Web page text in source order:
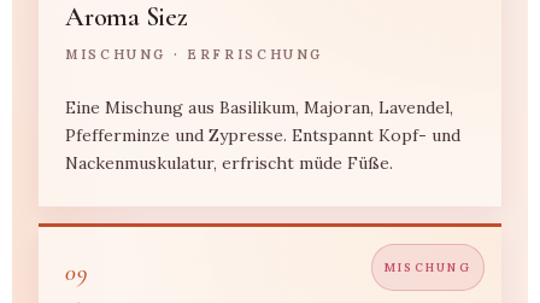
Aroma Siez
MISCHUNG · ERFRISCHUNG
Eine Mischung aus Basilikum, Majoran, Lavendel,
Pfefferminze und Zypresse. Entspannt Kopf- und
Nackenmuskulatur, erfrischt müde Füße.
09 MISCHUNG